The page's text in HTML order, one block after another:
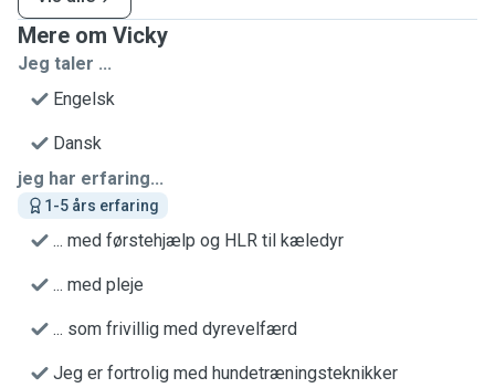
Mere om Vicky
Jeg taler ...
Engelsk
Dansk
jeg har erfaring...
1-5 års erfaring
... med førstehjælp og HLR til kæledyr
... med pleje
... som frivillig med dyrevelfærd
Jeg er fortrolig med hundetræningsteknikker